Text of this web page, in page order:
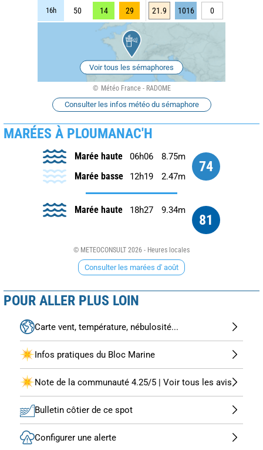
16h 50 14 29 21.9 1016 0
Voir tous les sémaphores
Météo France - RADOME
Consulter les infos météo du sémaphore
MARÉES À PLOUMANAC'H
74
Marée haute 06h06 8.75m
Marée basse 12h19 2.47m
81
Marée haute 18h27 9.34m
© METEOCONSULT 2026 - Heures locales
Consulter les marées d' août
POUR ALLER PLUS LOIN
Carte vent, température, nébulosité...
Infos pratiques du Bloc Marine
Note de la communauté 4.25/5 | Voir tous les avis
Bulletin côtier de ce spot
Configurer une alerte